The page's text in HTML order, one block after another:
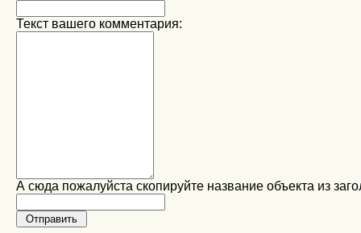
Текст вашего комментария:
А сюда пожалуйста скопируйте название объекта из